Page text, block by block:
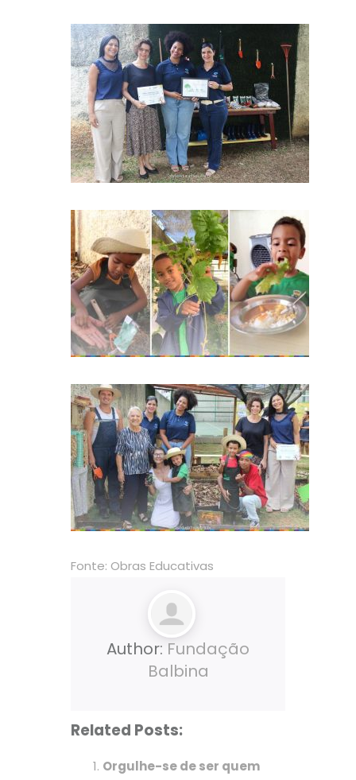
Fonte: Obras Educativas
Author: Fundação
Balbina
Related Posts:
Orgulhe-se de ser quem